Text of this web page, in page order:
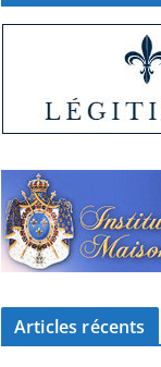
Articles récents